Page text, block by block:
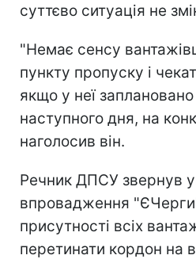
суттєво ситуація не
"Немає сенсу
пункту пропуску і
якщо у неї
наступного дня, на
наголосив він.
Речник ДПСУ звернув
впровадження
присутності всіх
перетинати кордон на